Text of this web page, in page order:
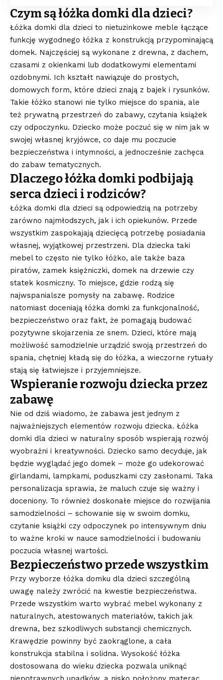
Czym są łóżka domki dla dzieci?
Łóżka domki dla dzieci to nietuzinkowe meble łączące
funkcję wygodnego łóżka z konstrukcją przypominającą
domek. Najczęściej są wykonane z drewna, z dachem,
czasami z okienkami lub dodatkowymi elementami
ozdobnymi. Ich kształt nawiązuje do prostych,
domowych form, które dzieci znają z bajek i rysunków.
Takie łóżko stanowi nie tylko miejsce do spania, ale
też prywatną przestrzeń do zabawy, czytania książek
czy odpoczynku. Dziecko może poczuć się w nim jak w
swojej własnej kryjówce, co daje mu poczucie
bezpieczeństwa i intymności, a jednocześnie zachęca
do zabaw tematycznych.
Dlaczego łóżka domki podbijają
serca dzieci i rodziców?
Łóżka domki dla dzieci są odpowiedzią na potrzeby
zarówno najmłodszych, jak i ich opiekunów. Przede
wszystkim zaspokajają dziecięcą potrzebę posiadania
własnej, wyjątkowej przestrzeni. Dla dziecka taki
mebel to często nie tylko łóżko, ale także baza
piratów, zamek księżniczki, domek na drzewie czy
statek kosmiczny. To miejsce, gdzie rodzą się
najwspanialsze pomysły na zabawę. Rodzice
natomiast doceniają łóżka domki za funkcjonalność,
bezpieczeństwo oraz fakt, że pomagają budować
pozytywne skojarzenia ze snem. Dzieci, które mają
możliwość samodzielnie urządzić swoją przestrzeń do
spania, chętniej kładą się do łóżka, a wieczorne rytuały
stają się łatwiejsze i przyjemniejsze.
Wspieranie rozwoju dziecka przez
zabawę
Nie od dziś wiadomo, że zabawa jest jednym z
najważniejszych elementów rozwoju dziecka. Łóżka
domki dla dzieci w naturalny sposób wspierają rozwój
wyobraźni i kreatywności. Dziecko samo decyduje, jak
będzie wyglądać jego domek – może go udekorować
girlandami, lampkami, poduszkami czy zasłonami. Taka
personalizacja sprawia, że maluch czuje się ważny i
doceniony. To również doskonałe miejsce do rozwijania
samodzielności – schowanie się w swoim domku,
czytanie książki czy odpoczynek po intensywnym dniu
to ważne kroki w nauce samodzielności i budowaniu
poczucia własnej wartości.
Bezpieczeństwo przede wszystkim
Przy wyborze łóżka domku dla dzieci szczególną
uwagę należy zwrócić na kwestie bezpieczeństwa.
Przede wszystkim warto wybrać mebel wykonany z
naturalnych, atestowanych materiałów, takich jak
drewna, bez szkodliwych substancji chemicznych.
Krawędzie powinny być zaokrąglone, a cała
konstrukcja stabilna i solidna. Wysokość łóżka
dostosowana do wieku dziecka pozwala uniknąć